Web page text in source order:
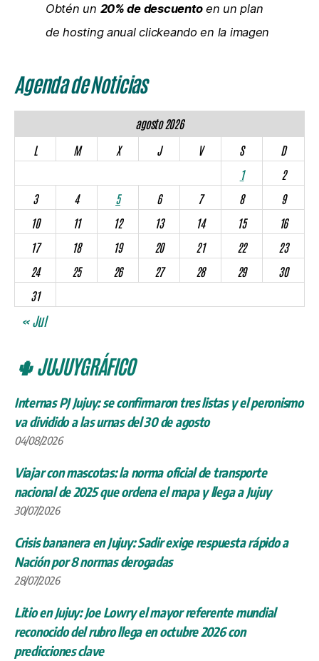
Obtén un 20% de descuentoen un plan
de hosting anual clickeando en la imagen
Agenda de Noticias
agosto 2026
L
M X J V S
D
1
2
3
4 5 6 7 8
9
10
11 12 13 14 15
16
17
18 19 20 21 22
23
24
25 26 27 28 29
30
31
« Jul
🌵 JUJUYGRÁFICO
Internas PJ Jujuy: se confirmaron tres listas y el peronismo
va dividido a las urnas del 30 de agosto
04/08/2026
Viajar con mascotas: la norma oficial de transporte
nacional de 2025 que ordena el mapa y llega a Jujuy
30/07/2026
Crisis bananera en Jujuy: Sadir exige respuesta rápido a
Nación por 8 normas derogadas
28/07/2026
Litio en Jujuy: Joe Lowry el mayor referente mundial
reconocido del rubro llega en octubre 2026 con
predicciones clave